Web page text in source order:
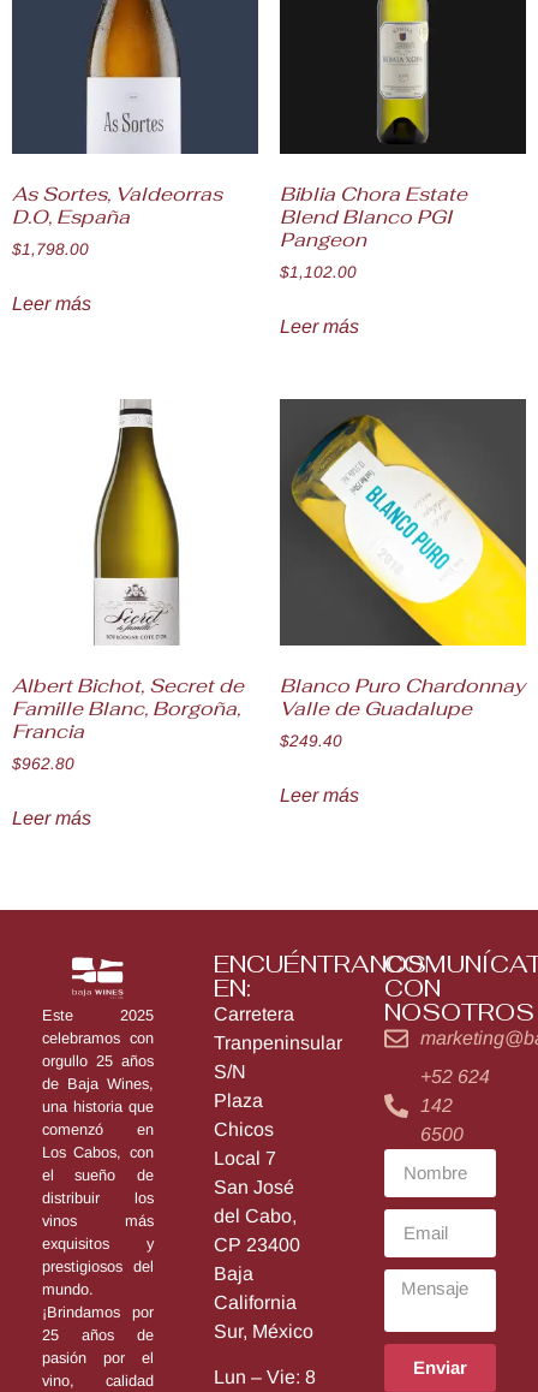
As Sortes, Valdeorras
D.O, España
$1,798.00
Leer más
Biblia Chora Estate
Blend Blanco PGI
Pangeon
$1,102.00
Leer más
Albert Bichot, Secret de
Famille Blanc, Borgoña,
Francia
$962.80
Leer más
Blanco Puro Chardonnay
Valle de Guadalupe
$249.40
Leer más
Este 2025
celebramos con
orgullo 25 años
de Baja Wines,
una historia que
comenzó en
Los Cabos, con
el sueño de
distribuir los
vinos más
exquisitos y
prestigiosos del
mundo.
¡Brindamos por
25 años de
pasión por el
vino, calidad
ENCUÉNTRANOS
EN:
Carretera
Tranpeninsular
S/N
Plaza
Chicos
Local 7
San José
del Cabo,
CP 23400
Baja
California
Sur, México
Lun – Vie: 8
CON
NOSOTROS
+52 624
142
6500
Enviar